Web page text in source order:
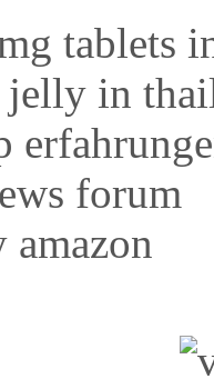
tablets
jelly in
forum